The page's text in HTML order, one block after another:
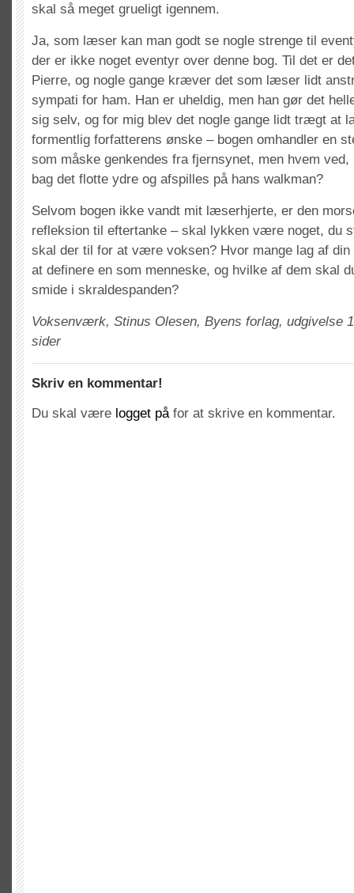
skal så meget grueligt igennem.
Ja, som læser kan man godt se nogle strenge til
der er ikke noget eventyr over denne bog. Til det er
Pierre, og nogle gange kræver det som læser lidt
sympati for ham. Han er uheldig, men han gør det
sig selv, og for mig blev det nogle gange lidt trægt at
formentlig forfatterens ønske – bogen omhandler en
som måske genkendes fra fjernsynet, men hvem
bag det flotte ydre og afspilles på hans walkman?
Selvom bogen ikke vandt mit læserhjerte, er den
refleksion til eftertanke – skal lykken være noget, du
skal der til for at være voksen? Hvor mange lag af
at definere en som menneske, og hvilke af dem skal
smide i skraldespanden?
Voksenværk, Stinus Olesen, Byens forlag, udgivelse
sider
Skriv en kommentar!
Du skal være logget påfor at skrive en kommentar.